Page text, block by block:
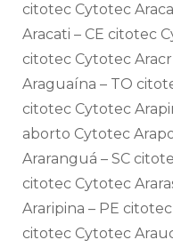
citotec Cytotec
Aracati – CE citotec
citotec Cytotec
Araguaína – TO
citotec Cytotec
aborto Cytotec
Araranguá – SC
citotec Cytotec
Araripina – PE
citotec Cytotec